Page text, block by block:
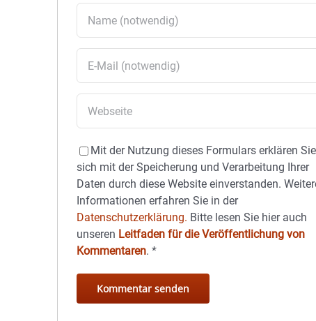
Mit der Nutzung dieses Formulars erklären Sie
sich mit der Speicherung und Verarbeitung Ihrer
Daten durch diese Website einverstanden.
Informationen erfahren Sie in der
Datenschutzerklärung. Bitte lesen Sie hier auch
unseren Leitfaden für die Veröffentlichung von
Kommentaren.*